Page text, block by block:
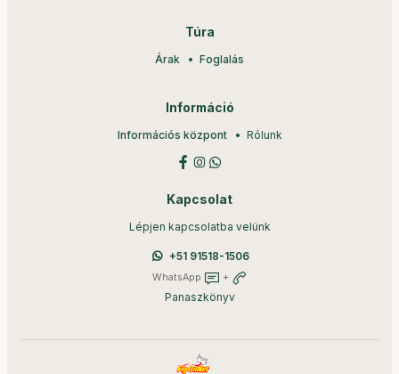
Túra
Árak Foglalás
Információ
Információs központ Rólunk
Kapcsolat
Lépjen kapcsolatba velünk
+51 91518-1506
WhatsApp +
Panaszkönyv